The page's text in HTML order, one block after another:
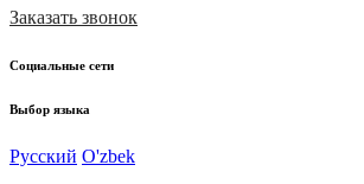
Заказать звонок
Социальные сети
Выбор языка
Русский O'zbek